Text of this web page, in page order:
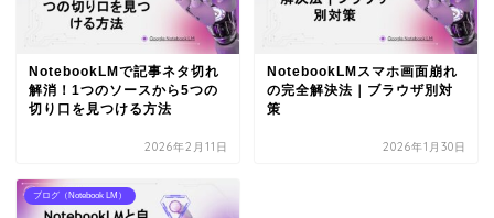
NotebookLMで記事ネタ切れ
解消！1つのソースから5つの
切り口を見つける方法
2026年2月11日
NotebookLMスマホ画面崩れ
の完全解決法｜ブラウザ別対
策
2026年1月30日
ブログ（Notebook LM）